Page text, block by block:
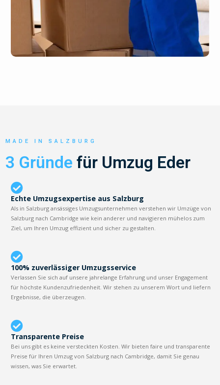
MADE IN SALZBURG
3 Gründe für Umzug Eder
Echte Umzugsexpertise aus Salzburg
Als in Salzburg ansässiges Umzugsunternehmen verstehen wir Umzüge von
Salzburg nach Cambridge wie kein anderer und navigieren mühelos zum
Ziel, um Ihren Umzug effizient und sicher zu gestalten.
100% zuverlässiger Umzugsservice
Verlassen Sie sich auf unsere jahrelange Erfahrung und unser Engagement
für höchste Kundenzufriedenheit. Wir stehen zu unserem Wort und liefern
Ergebnisse, die überzeugen.
Transparente Preise
Bei uns gibt es keine versteckten Kosten. Wir bieten faire und transparente
Preise für Ihren Umzug von Salzburg nach Cambridge, damit Sie genau
wissen, was Sie erwartet.